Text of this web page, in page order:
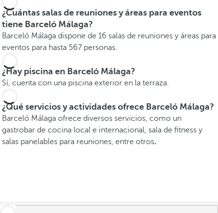
¿Cuántas salas de reuniones y áreas para eventos
tiene Barceló Málaga?
Barceló Málaga dispone de 16 salas de reuniones y áreas para
eventos para hasta 567 personas.
¿Hay piscina en Barceló Málaga?
Sí, cuenta con una piscina exterior en la terraza.
¿Qué servicios y actividades ofrece Barceló Málaga?
Barceló Málaga ofrece diversos servicios, como un
gastrobar de cocina local e internacional, sala de fitness y
salas panelables para reuniones, entre otros.